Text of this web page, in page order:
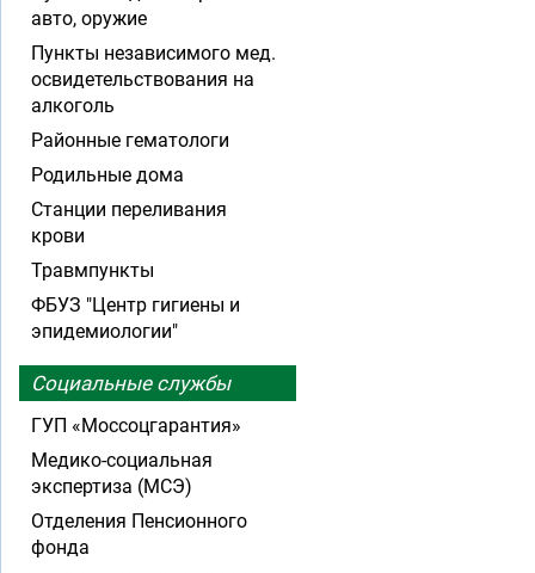
авто, оружие
Пункты независимого мед.
освидетельствования на
алкоголь
Районные гематологи
Родильные дома
Станции переливания
крови
Травмпункты
ФБУЗ "Центр гигиены и
эпидемиологии"
Социальные службы
ГУП «Моссоцгарантия»
Медико-социальная
экспертиза (МСЭ)
Отделения Пенсионного
фонда